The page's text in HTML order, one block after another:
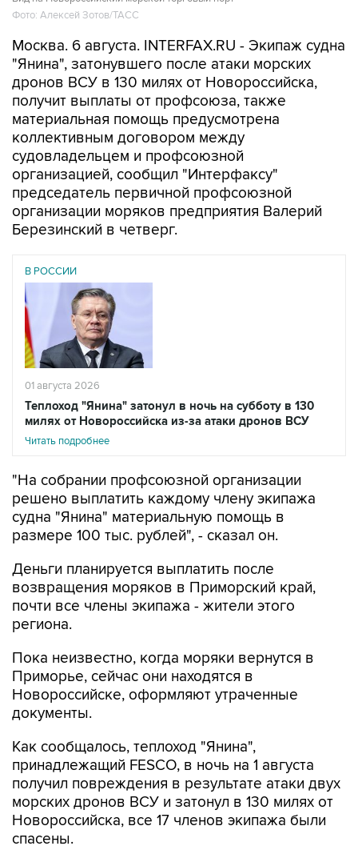
Фото: Алексей Зотов/ТАСС
Москва. 6 августа. INTERFAX.RU - Экипаж судна
"Янина", затонувшего после атаки морских
дронов ВСУ в 130 милях от Новороссийска,
получит выплаты от профсоюза, также
материальная помощь предусмотрена
коллективным договором между
судовладельцем и профсоюзной
организацией, сообщил "Интерфаксу"
председатель первичной профсоюзной
организации моряков предприятия Валерий
Березинский в четверг.
В РОССИИ
01 августа 2026
Теплоход "Янина" затонул в ночь на субботу в 130
милях от Новороссийска из-за атаки дронов ВСУ
Читать подробнее
"На собрании профсоюзной организации
решено выплатить каждому члену экипажа
судна "Янина" материальную помощь в
размере 100 тыс. рублей", - сказал он.
Деньги планируется выплатить после
возвращения моряков в Приморский край,
почти все члены экипажа - жители этого
региона.
Пока неизвестно, когда моряки вернутся в
Приморье, сейчас они находятся в
Новороссийске, оформляют утраченные
документы.
Как сообщалось, теплоход "Янина",
принадлежащий FESCO, в ночь на 1 августа
получил повреждения в результате атаки двух
морских дронов ВСУ и затонул в 130 милях от
Новороссийска, все 17 членов экипажа были
спасены.